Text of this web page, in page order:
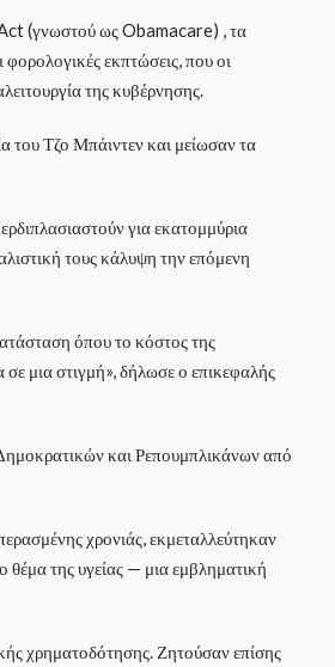
(γνωστού ως Obamacare) , τα
εκπτώσεις, που οι
της κυβέρνησης.
του Τζο Μπάιντεν και μείωσαν τα
για εκατομμύρια
τους κάλυψη την επόμενη
όπου το κόστος της
σε μια στιγμή», δήλωσε ο επικεφαλής
και Ρεπουμπλικάνων από
χρονιάς, εκμεταλλεύτηκαν
της υγείας — μια εμβληματική
χρηματοδότησης. Ζητούσαν επίσης